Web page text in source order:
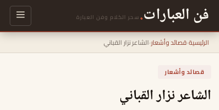
فن العبارات. سحر الكلام وفن العبارة
الرئيسية›قصائد وأشعار›الشاعر نزار القباني
قصائد وأشعار
الشاعر نزار القباني